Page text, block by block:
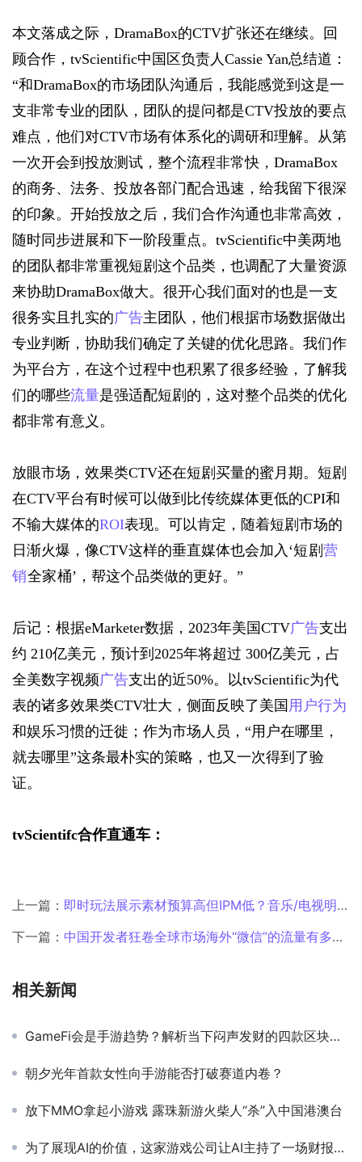
本文落成之际，DramaBox的CTV扩张还在继续。
回
顾合作， tvScientific中国区负责人Cassie Yan总结道：
“和DramaBox的市场团队沟通后，我能感觉到这是一
支非常专业的团队，团队的提问都是CTV投放的要点
难点，他们对CTV市场有体系化的调研和理解。从第
一次开会到投放测试，整个流程非常快，DramaBox
的商务、法务、投放各部门配合迅速，给我留下很深
的印象。开始投放之后，我们合作沟通也非常高效，
随时同步进展和下一阶段重点。tvScientific中美两地
的团队都非常重视短剧这个品类，也调配了大量资源
来协助DramaBox做大。很开心我们面对的也是一支
很务实且扎实的广告主团队，他们根据市场数据做出
专业判断，协助我们确定了关键的优化思路。我们作
为平台方，在这个过程中也积累了很多经验，了解我
们的哪些流量是强适配短剧的，这对整个品类的优化
都非常有意义。
放眼市场，效果类CTV还在短剧买量的蜜月期。短剧
在CTV平台有时候可以做到比传统媒体更低的CPI和
不输大媒体的ROI表现。可以肯定，随着短剧市场的
日渐火爆，像CTV这样的垂直媒体也会加入‘短剧营
销全家桶’，帮这个品类做的更好。”
后记：根据eMarketer数据，2023年美国CTV广告支出
约 210亿美元，预计到2025年将超过 300亿美元，占
全美数字视频广告支出的近50%。以tvScientific为代
表的诸多效果类CTV壮大，侧面反映了美国 用户行为
和娱乐习惯的迁徙；作为市场人员，“用户在哪里，
就去哪里”这条最朴实的策略，也又一次得到了验
证。
tvScientifc合作直通车：
上一篇： 即时玩法展示素材预算高但IPM低？音乐/电视明星素材效果远超电影明星？丨《2025移动APP广告素材现状报告》解读（文内附报告）
下一篇： 中国开发者狂卷全球市场海外“微信”的流量有多香?
相关新闻
GameFi会是手游趋势？解析当下闷声发财的四款区块链游戏
朝夕光年首款女性向手游能否打破赛道内卷？
放下MMO拿起小游戏 露珠新游火柴人“杀”入中国港澳台
为了展现AI的价值，这家游戏公司让AI主持了一场财报电话会议